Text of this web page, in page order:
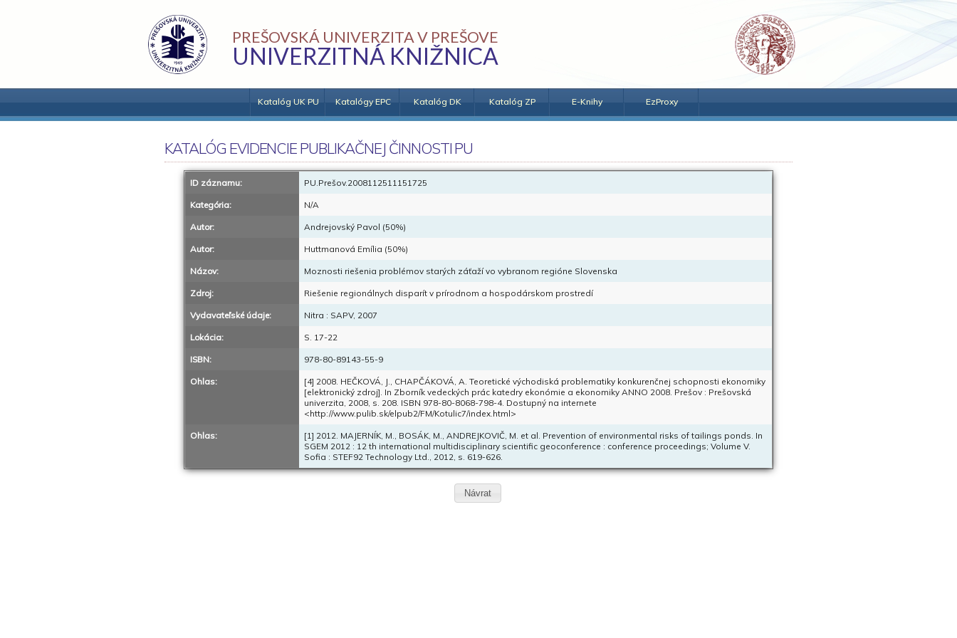
PREŠOVSKÁ UNIVERZITA V PREŠOVE
UNIVERZITNÁ KNIŽNICA
Katalóg UK PU Katalógy EPC Katalóg DK Katalóg ZP E-Knihy EzProxy
KATALÓG EVIDENCIE PUBLIKAČNEJ ČINNOSTI PU
ID záznamu: PU.Prešov.2008112511151725
Kategória: N/A
Autor: Andrejovský Pavol (50%)
Autor: Huttmanová Emília (50%)
Názov: Moznosti riešenia problémov starých záťaží vo vybranom regióne Slovenska
Zdroj: Riešenie regionálnych disparít v prírodnom a hospodárskom prostredí
Vydavateľské údaje: Nitra : SAPV, 2007
Lokácia: S. 17-22
ISBN: 978-80-89143-55-9
Ohlas:
[4] 2008. HEČKOVÁ, J., CHAPČÁKOVÁ, A. Teoretické východiská problematiky konkurenčnej schopnosti ekonomiky
[elektronický zdroj]. In Zborník vedeckých prác katedry ekonómie a ekonomiky ANNO 2008. Prešov : Prešovská
univerzita, 2008, s. 208. ISBN 978-80-8068-798-4. Dostupný na internete
<http://www.pulib.sk/elpub2/FM/Kotulic7/index.html>
Ohlas:
[1] 2012. MAJERNÍK, M., BOSÁK, M., ANDREJKOVIČ, M. et al. Prevention of environmental risks of tailings ponds. In
SGEM 2012 : 12 th international multidisciplinary scientific geoconference : conference proceedings; Volume V.
Sofia : STEF92 Technology Ltd., 2012, s. 619-626.